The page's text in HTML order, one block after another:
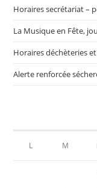
Horaires secrétariat –
La Musique en Fête,
Horaires déchèteries
Alerte renforcée
L M